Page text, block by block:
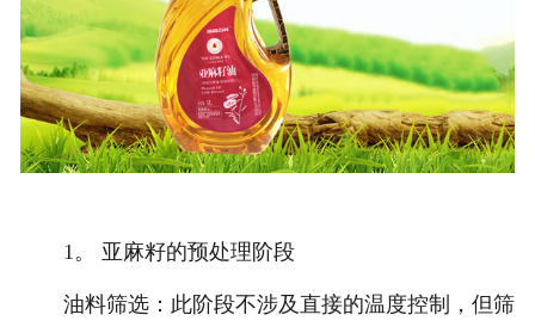
1。 亚麻籽的预处理阶段
油料筛选：此阶段不涉及直接的温度控制，但筛